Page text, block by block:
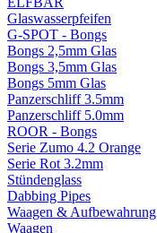
Glaswasserpfeifen
G-SPOT - Bongs
Bongs 2,5mm Glas
Bongs 3,5mm Glas
Bongs 5mm Glas
Panzerschliff 3.5mm
Panzerschliff 5.0mm
ROOR - Bongs
Serie Zumo 4.2 Orange
Serie Rot 3.2mm
Stündenglass
Dabbing Pipes
Waagen & Aufbewahrung
Waagen